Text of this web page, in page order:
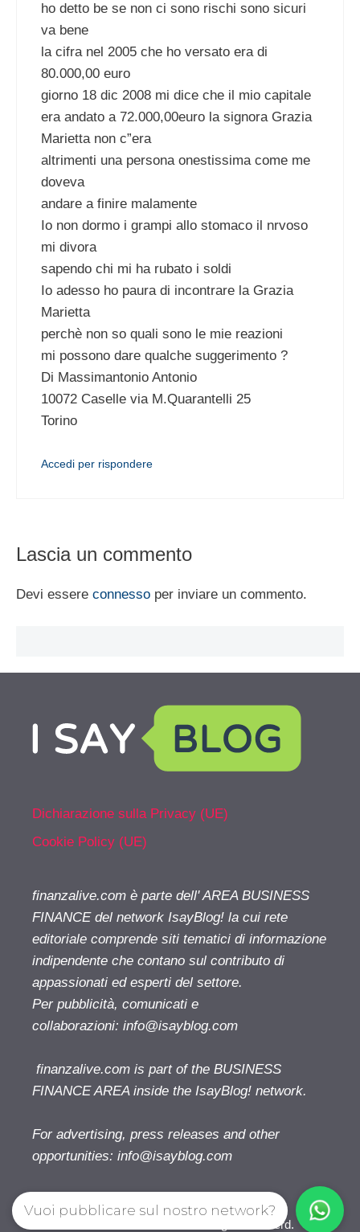
ho detto be se non ci sono rischi sono sicuri
va bene
la cifra nel 2005 che ho versato era di
80.000,00 euro
giorno 18 dic 2008 mi dice che il mio capitale
era andato a 72.000,00euro la signora Grazia
Marietta non c”era
altrimenti una persona onestissima come me
doveva
andare a finire malamente
Io non dormo i grampi allo stomaco il nrvoso
mi divora
sapendo chi mi ha rubato i soldi
Io adesso ho paura di incontrare la Grazia
Marietta
perchè non so quali sono le mie reazioni
mi possono dare qualche suggerimento ?
Di Massimantonio Antonio
10072 Caselle via M.Quarantelli 25
Torino
Accedi per rispondere
Lascia un commento
Devi essere connesso per inviare un commento.
Dichiarazione sulla Privacy (UE)
Cookie Policy (UE)
finanzalive.com è parte dell' AREA BUSINESS
FINANCE del network IsayBlog! la cui rete
editoriale comprende siti tematici di informazione
indipendente che contano sul contributo di
appassionati ed esperti del settore.
Per pubblicità, comunicati e
collaborazioni: info@isayblog.com
finanzalive.com is part of the BUSINESS
FINANCE AREA inside the IsayBlog! network.
For advertising, press releases and other
opportunities: info@isayblog.com
Finanzalive.com © 2026. All right reserverd.
Vuoi pubblicare sul nostro network?